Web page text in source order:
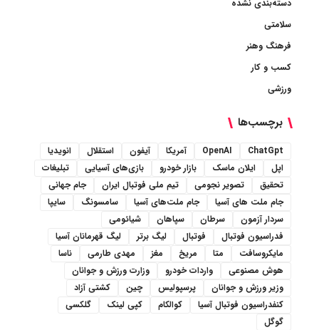
دسته‌بندی نشده
سلامتی
فرهنگ وهنر
کسب و کار
ورزشی
برچسب‌ها
ChatGpt
OpenAI آمریکا آیفون استقلال
انویدیا
اپل
ایلان ماسک بازار خودرو بازی‌های آسیایی
تبلیغات
تحقیق
تصویر نجومی تیم ملی فوتبال ایران
جام جهانی
جام ملت های آسیا
جام ملت‌های آسیا سامسونگ
سایپا
سردار آزمون
سرطان سپاهان
شیائومی
فدراسیون فوتبال
فوتبال لیگ برتر
لیگ قهرمانان آسیا
مایکروسافت
متا مریخ مغز مهدی طارمی
ناسا
هوش مصنوعی
واردات خودرو
وزارت ورزش و جوانان
وزیر ورزش و جوانان
پرسپولیس چین
کشتی آزاد
کنفدراسیون فوتبال آسیا
کوالکام کپی لینک
گلکسی
گوگل